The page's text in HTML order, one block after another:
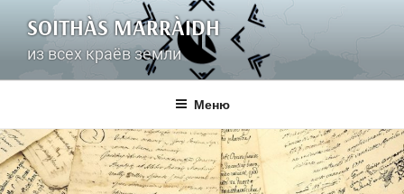
содержимому
SOITHÀS MARRÀIDH
из всех краёв земли
Меню